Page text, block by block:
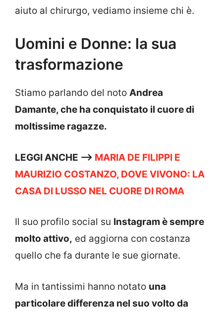
aiuto al chirurgo, vediamo insieme chi è.
Uomini e Donne: la sua
trasformazione
Stiamo parlando del noto Andrea
Damante, che ha conquistato il cuore di
moltissime ragazze.
LEGGI ANCHE —> MARIA DE FILIPPI E
MAURIZIO COSTANZO, DOVE VIVONO: LA
CASA DI LUSSO NEL CUORE DI ROMA
Il suo profilo social su Instagram è sempre
molto attivo, ed aggiorna con costanza
quello che fa durante le sue giornate.
Ma in tantissimi hanno notato una
particolare differenza nel suo volto da